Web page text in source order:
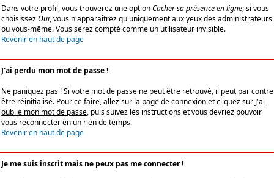
Dans votre profil, vous trouverez une optionCacher sa présence en ligne; si vous
choisissezOui, vous n'apparaîtrez qu'uniquement aux yeux des administrateurs
ou vous-même. Vous serez compté comme un utilisateur invisible.
Revenir en haut de page
J'ai perdu mon mot de passe !
Ne paniquez pas ! Si votre mot de passe ne peut être retrouvé, il peut par contre
être réinitialisé. Pour ce faire, allez sur la page de connexion et cliquez sur J'ai
oublié mon mot de passe, puis suivez les instructions et vous devriez pouvoir
vous reconnecter en un rien de temps.
Revenir en haut de page
Je me suis inscrit mais ne peux pas me connecter !